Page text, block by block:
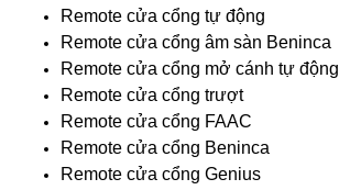
Remote cửa cổng tự động
Remote cửa cổng âm sàn Beninca
Remote cửa cổng mở cánh tự động
Remote cửa cổng trượt
Remote cửa cổng FAAC
Remote cửa cổng Beninca
Remote cửa cổng Genius